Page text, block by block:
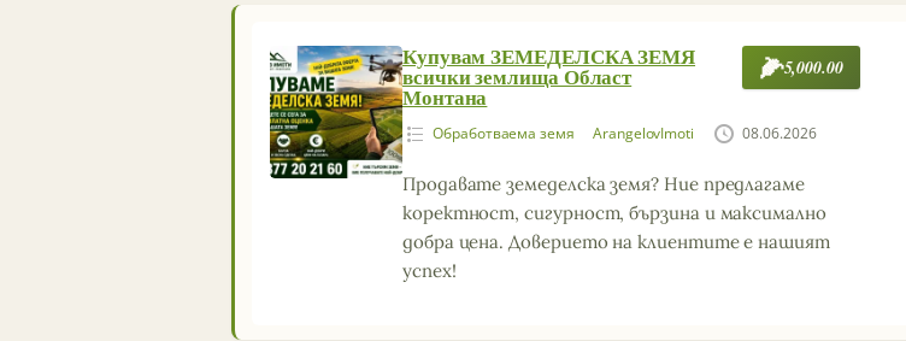
5,000.00
Купувам ЗЕМЕДЕЛСКА ЗЕМЯ
всички землища Област
Монтана
Обработваема земя ArangelovImoti 08.06.2026
Продавате земеделска земя? Ние предлагаме
коректност, сигурност, бързина и максимално
добра цена. Доверието на клиентите е нашият
успех!